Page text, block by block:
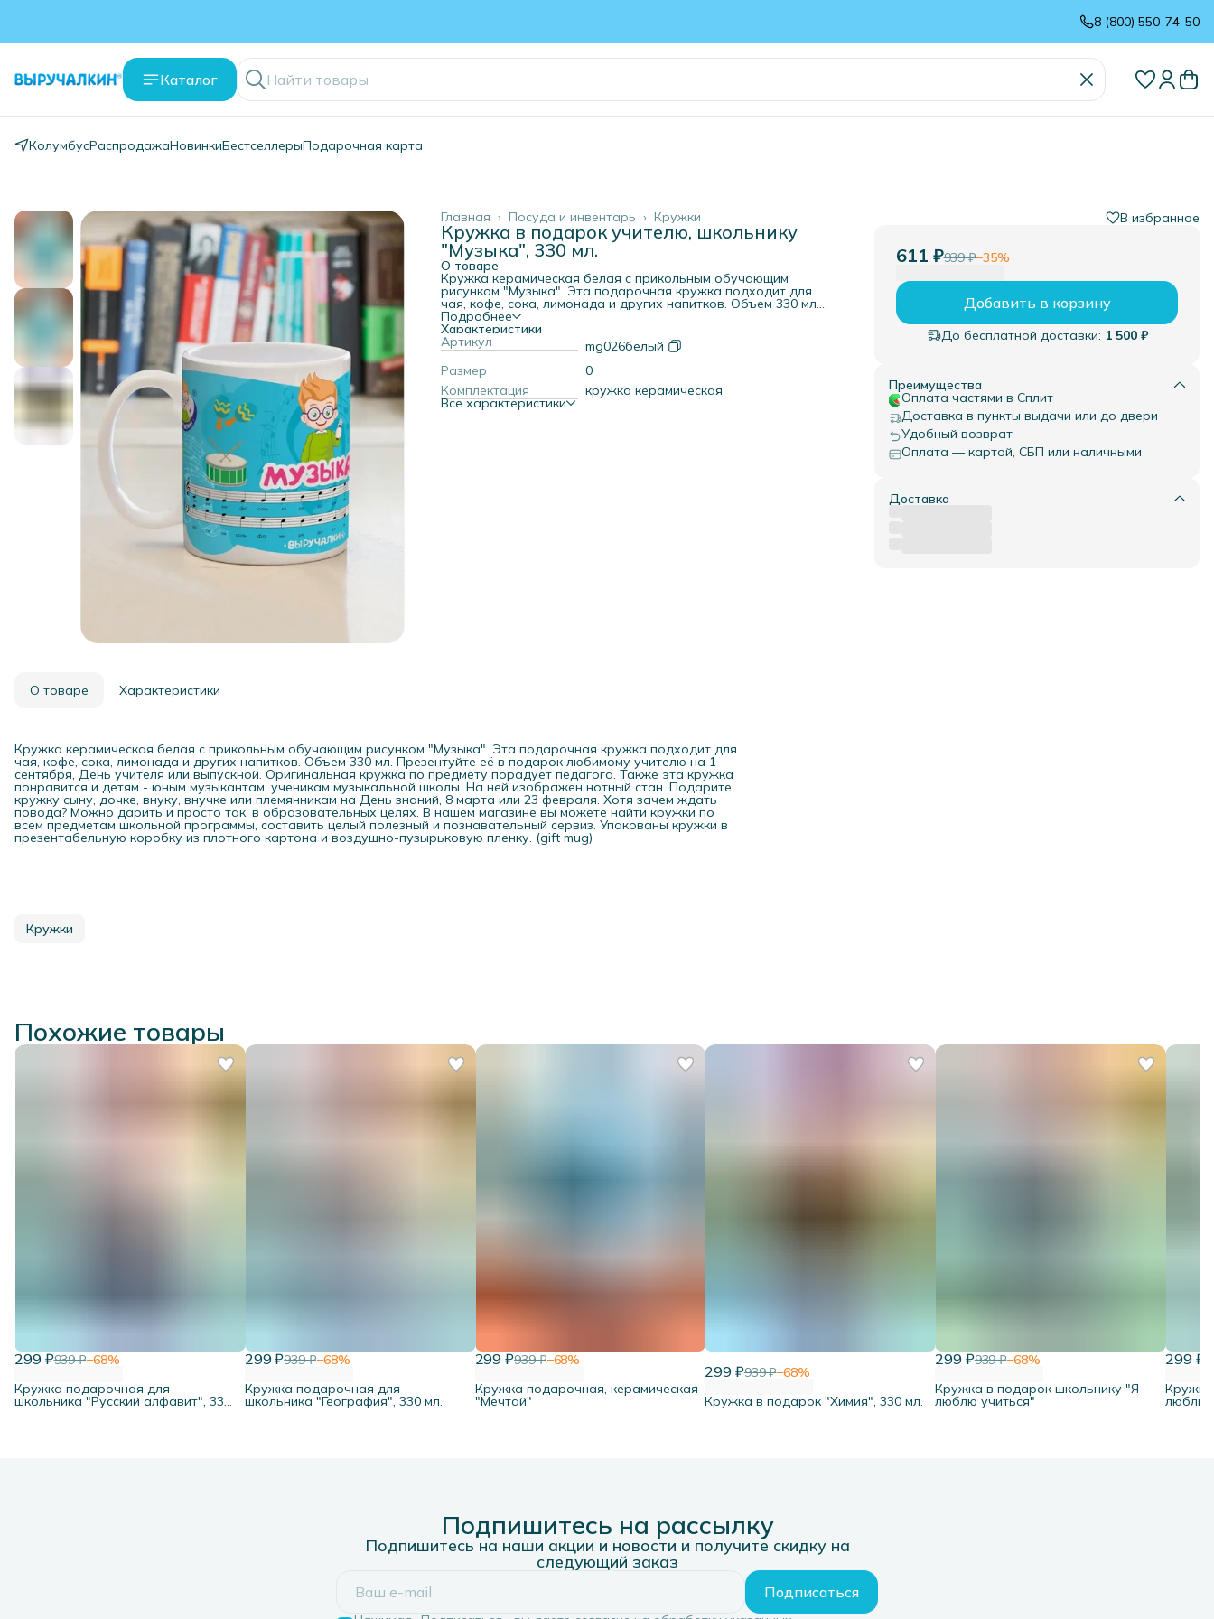
8 (800) 550-74-50
Каталог
КолумбусРаспродажаНовинкиБестселлерыПодарочная карта
Кружки
Посуда и инвентарь ›
Главная ›
Кружка в подарок учителю, школьнику
"Музыка", 330 мл.
О товаре
Кружка керамическая белая с прикольным обучающим
рисунком "Музыка". Эта подарочная кружка подходит для
чая, кофе, сока, лимонада и других напитков. Объем 330 мл.
Презентуйте её в подарок любимому учителю на 1 сентября,
День учителя или выпускной. Оригинальная кружка по
предмету порадует педагога. Также эта кружка понравится и
детям - юным музыкантам, ученикам музыкальной школы. На
ней изображен нотный стан. Подарите кружку сыну, дочке,
внуку, внучке или племянникам на День знаний, 8 марта или 23
февраля. Хотя зачем ждать повода? Можно дарить и просто
так, в образовательных целях. В нашем магазине вы можете
Подробнее
Характеристики
Артикул
mg026белый
Размер
0
Комплектация
кружка керамическая
Все характеристики
В избранное
611 ₽939 ₽−35%
Добавить в корзину
До бесплатной доставки: 1 500 ₽
Преимущества
Оплата частями в Сплит
Доставка в пункты выдачи или до двери
Удобный возврат
Оплата — картой, СБП или наличными
Доставка
О товаре Характеристики
Кружка керамическая белая с прикольным обучающим рисунком "Музыка". Эта подарочная кружка подходит для
чая, кофе, сока, лимонада и других напитков. Объем 330 мл. Презентуйте её в подарок любимому учителю на 1
сентября, День учителя или выпускной. Оригинальная кружка по предмету порадует педагога. Также эта кружка
понравится и детям - юным музыкантам, ученикам музыкальной школы. На ней изображен нотный стан. Подарите
кружку сыну, дочке, внуку, внучке или племянникам на День знаний, 8 марта или 23 февраля. Хотя зачем ждать
повода? Можно дарить и просто так, в образовательных целях. В нашем магазине вы можете найти кружки по
всем предметам школьной программы, составить целый полезный и познавательный сервиз. Упакованы кружки в
презентабельную коробку из плотного картона и воздушно-пузырьковую пленку. (gift mug)
Кружки
Похожие товары
299 ₽939 ₽−68%
Кружка подарочная для
школьника "Русский алфавит", 330
299 ₽939 ₽−68%
Кружка подарочная для
школьника "География", 330 мл.
299 ₽939 ₽−68%
Кружка подарочная, керамическая
"Мечтай"
299 ₽939 ₽−68%
Кружка в подарок "Химия", 330 мл.
299 ₽939 ₽−68%
Кружка в подарок школьнику "Я
люблю учиться"
299 ₽
люблю
Подпишитесь на рассылку
Подпишитесь на наши акции и новости и получите скидку на
следующий заказ
Подписаться